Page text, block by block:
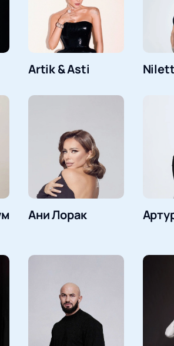
Artik & Asti
Ани Лорак